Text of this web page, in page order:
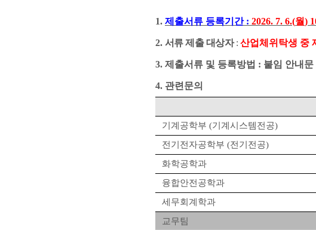
1. 제출서류 등록기간 : 2026. 7. 6.(월)
2. 서류 제출 대상자 : 산업체위탁생 중
3. 제출서류 및 등록방법 : 붙임 안내문
4. 관련문의
기계공학부 (기계시스템전공)
전기전자공학부 (전기전공)
화학공학과
융합안전공학과
세무회계학과
교무팀